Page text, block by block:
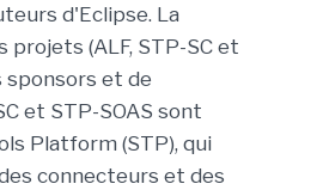
d'Eclipse. La
(ALF, STP-SC et
sponsors et de
et STP-SOAS sont
Platform (STP), qui
connecteurs et des